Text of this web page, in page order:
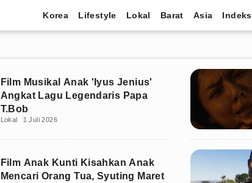
Korea Lifestyle Lokal Barat Asia Indeks
Film Musikal Anak 'Iyus Jenius'
Angkat Lagu Legendaris Papa
T.Bob
Lokal 1 Juli 2026
Film Anak Kunti Kisahkan Anak
Mencari Orang Tua, Syuting Maret